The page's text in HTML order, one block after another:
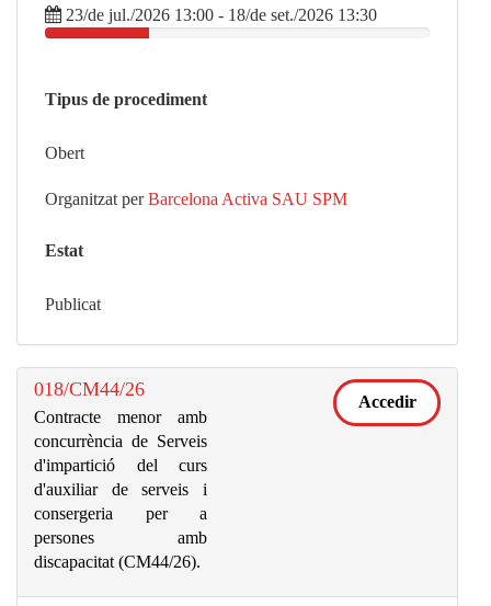
23/de jul./2026 13:00 - 18/de set./2026 13:30
Tipus de procediment
Obert
Organitzat per Barcelona Activa SAU SPM
Estat
Publicat
018/CM44/26
Contracte menor amb
concurrència de Serveis
d'impartició del curs
d'auxiliar de serveis i
consergeria per a
persones amb
discapacitat (CM44/26).
Accedir